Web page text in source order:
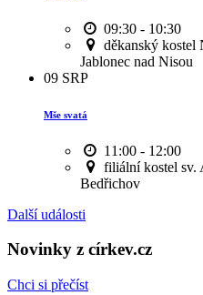
09:30 - 10:30
děkanský kostel
Jablonec nad Nisou
09 SRP
Mše svatá
11:00 - 12:00
filiální kostel sv.
Bedřichov
Další události
Novinky z církev.cz
Chci si přečíst